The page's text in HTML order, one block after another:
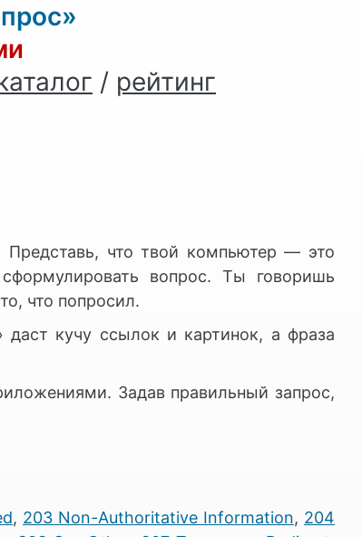
/ рейтинг
что твой компьютер — это
вопрос. Ты говоришь
что попросил.
кучу ссылок и картинок, а фраза
Задав правильный запрос,
, 203 Non-Authoritative Information, 204